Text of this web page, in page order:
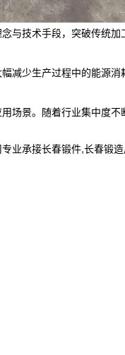
技术手段，突破传统
少生产过程中的能源
景。随着行业集中度
业承接长春锻件,长春锻